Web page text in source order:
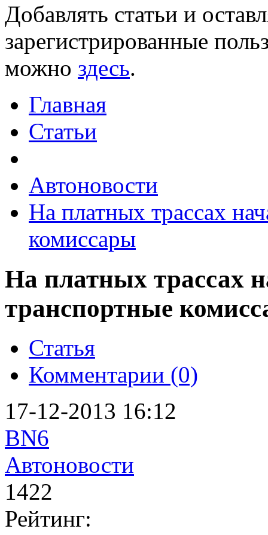
Добавлять статьи и
зарегистрированные
можно здесь.
Главная
Статьи
Автоновости
На платных трассах
комиссары
На платных трассах
транспортные
Статья
Комментарии (0)
17-12-2013 16:12
BN6
Автоновости
1422
Рейтинг: